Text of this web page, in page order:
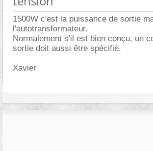
1500W c'est la puissance de sortie
l'autotransformateur.
Normalement s'il est bien conçu, un
sortie doit aussi être spécifié.
Xavier